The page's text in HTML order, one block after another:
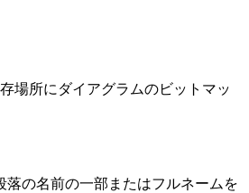
場所にダイアグラムのビットマッ
の名前の一部またはフルネームを